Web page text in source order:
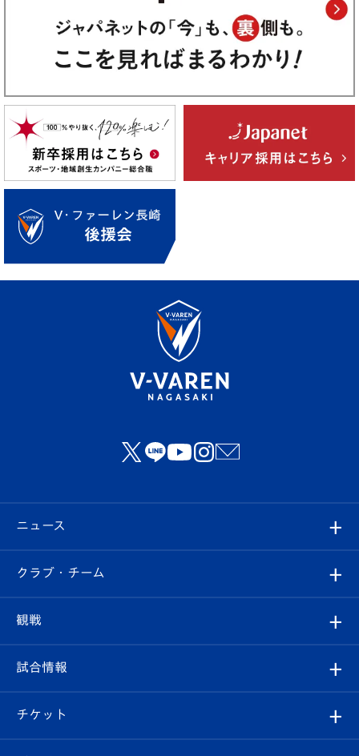
ニュース
すべて
クラブ
試合情報
クラブ・チーム
クラブ概要
エンブレム紹介
観戦
観戦ルール
はじめての観戦ガイド
試合情報
試合日程/結果
チケット